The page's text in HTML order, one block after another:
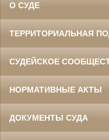
О СУДЕ
ТЕРРИТОРИАЛЬНАЯ
СУДЕЙСКОЕ
НОРМАТИВНЫЕ АКТЫ
ДОКУМЕНТЫ СУДА